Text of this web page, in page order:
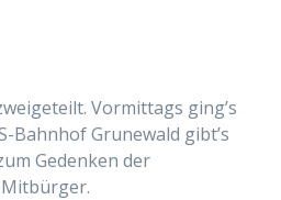
Vormittags ging’s
Bahnhof Grunewald gibt’s
Gedenken der